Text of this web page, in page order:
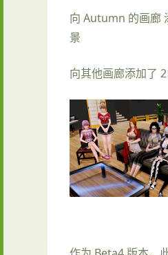
向 Autumn 的画廊
景
向其他画廊添加了